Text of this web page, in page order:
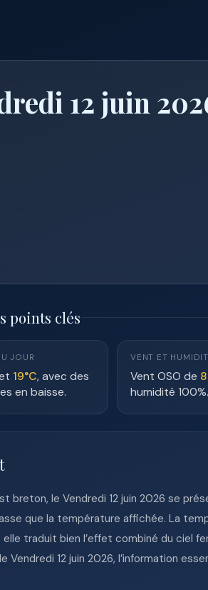
12 juin
points clés
JOUR
19°C, avec des
en baisse.
VENT ET
Vent OSO de
humidité 100%.
breton, le Vendredi 12 juin 2026 se
que la température affichée. La
traduit bien l’effet combiné du ciel
Vendredi 12 juin 2026, l’information